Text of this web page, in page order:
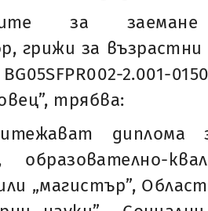
за
грижи за
2.001-
трябва:
диплома
образователно-
„магистър”,